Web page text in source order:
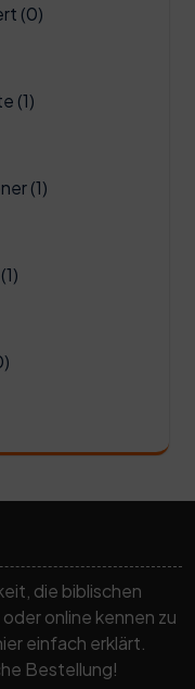
0Produkte
1Produkt
1Produkt
1Produkt
Produkte
die biblischen
online kennen zu
einfach erklärt.
Bestellung!